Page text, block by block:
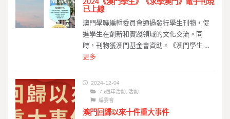
2024《澳門學生》《求學澳門》電子刊現
已上線
澳門學聯編輯委員會通過發行學生刊物，促
進學生在創新和實踐領域的文化交流。同
時，刊物獲澳門基金會資助。《澳門學生 …
更多
2024-12-04
75週年活動 ,活動
編委會
澳門回歸以來十件重大事件